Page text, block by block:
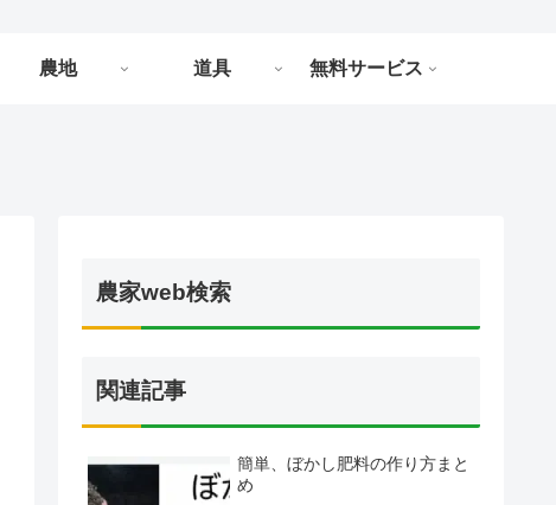
農地 道具 無料サービス
農家web検索
関連記事
簡単、ぼかし肥料の作り方まと
め